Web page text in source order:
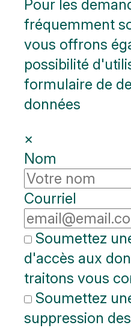
Pour les
fréquemment
vous offrons
possibilité
formulaire de
données
×
Nom
Courriel
Soumettez
d'accès aux
traitons vous
Soumettez
suppression